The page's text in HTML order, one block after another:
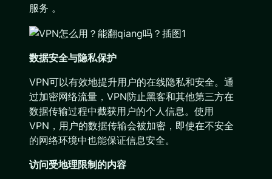
服务 。
数据安全与隐私保护
VPN可以有效地提升用户的在线隐私和安全。通
过加密网络流量，VPN防止黑客和其他第三方在
数据传输过程中截获用户的个人信息。使用
VPN，用户的数据传输会被加密，即使在不安全
的网络环境中也能保证信息安全。
访问受地理限制的内容